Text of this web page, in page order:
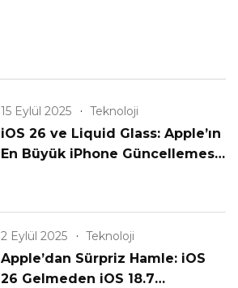
15 Eylül 2025 Teknoloji
iOS 26 ve Liquid Glass: Apple’ın
En Büyük iPhone Güncellemesi
2 Eylül 2025 Teknoloji
Apple’dan Sürpriz Hamle: iOS
26 Gelmeden iOS 18.7